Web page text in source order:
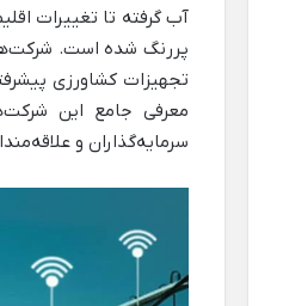
آب گرفته تا تغییرات
پررنگ شده است.
تجهیزات کشاورزی
معرفی جامع این
سرمایه‌گذاران و